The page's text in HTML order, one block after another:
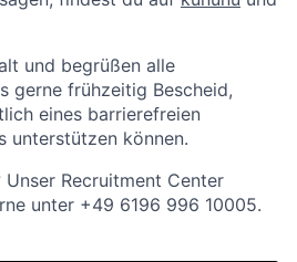
und begrüßen alle
gerne frühzeitig Bescheid,
eines barrierefreien
unterstützen können.
Unser Recruitment Center
unter +49 6196 996 10005.